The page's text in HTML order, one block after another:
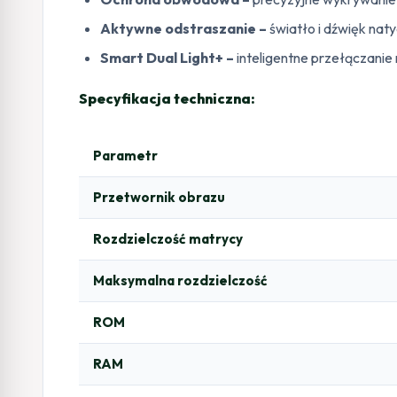
Aktywne odstraszanie – światło i dźwięk
Smart Dual Light+ – inteligentne przełączanie
Specyfikacja techniczna:
Parametr
Przetwornik obrazu
Rozdzielczość matrycy
Maksymalna rozdzielczość
ROM
RAM